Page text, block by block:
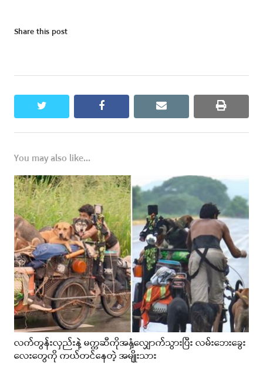
Share this post
twitter facebook email print
You may also like...
လက်တွန်းလှည်းနဲ့ မက္ကဆီကိုအနှံ့လျှောက်သွားပြီး လမ်းဘေးခွေး
လေးတွေကို ကယ်တင်နေတဲ့ အမျိုးသား